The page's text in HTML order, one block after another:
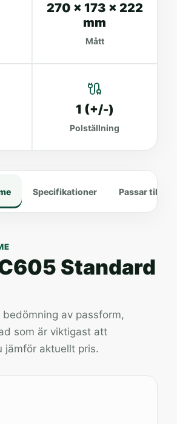
270 x 173 x 222
mm
Mått
1 (+/-)
Polställning
Specifikationer Passar till
Standard
av passform,
som är viktigast att
jämför aktuellt pris.